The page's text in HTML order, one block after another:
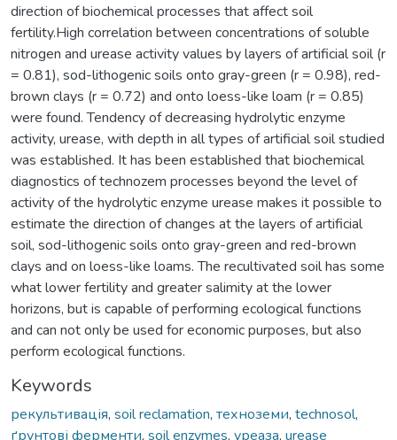
direction of biochemical processes that affect soil
fertility.High correlation between concentrations of soluble
nitrogen and urease activity values by layers of artificial soil (r
= 0.81), sod-lithogenic soils onto gray-green (r = 0.98), red-
brown clays (r = 0.72) and onto loess-like loam (r = 0.85)
were found. Tendency of decreasing hydrolytic enzyme
activity, urease, with depth in all types of artificial soil studied
was established. It has been established that biochemical
diagnostics of technozem processes beyond the level of
activity of the hydrolytic enzyme urease makes it possible to
estimate the direction of changes at the layers of artificial
soil, sod-lithogenic soils onto gray-green and red-brown
clays and on loess-like loams. The recultivated soil has some
what lower fertility and greater salimity at the lower
horizons, but is capable of performing ecological functions
and can not only be used for economic purposes, but also
perform ecological functions.
Keywords
рекультивація, soil reclamation, техноземи, technosol,
ґрунтові ферменти, soil enzymes, уреаза, urease